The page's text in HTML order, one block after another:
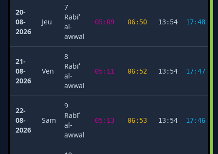
20-
08-
2026
Jeu
7
Rabīʿ
al-
awwal
05:09 06:50 13:54 17:48
21-
08-
2026
Ven
8
Rabīʿ
al-
awwal
05:11 06:52 13:54 17:47
22-
08-
2026
Sam
9
Rabīʿ
al-
awwal
05:13 06:53 13:54 17:46